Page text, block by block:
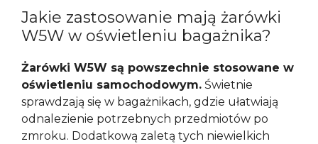
Jakie zastosowanie mają żarówki
W5W w oświetleniu bagażnika?
Żarówki W5W są powszechnie stosowane w
oświetleniu samochodowym. Świetnie
sprawdzają się w bagażnikach, gdzie ułatwiają
odnalezienie potrzebnych przedmiotów po
zmroku. Dodatkową zaletą tych niewielkich